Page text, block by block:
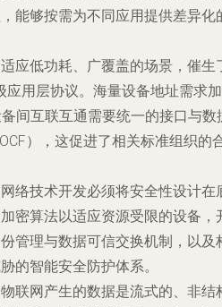
能够按需为不同应用提供差异化
适应低功耗、广覆盖的场景，催生
应用层协议。海量设备地址需求加
间互联互通需要统一的接口与数
），这促进了相关标准组织的
网络技术开发必须将安全性设计在
密算法以适应资源受限的设备，
管理与数据可信交换机制，以及
的智能安全防护体系。
物联网产生的数据是流式的、非结